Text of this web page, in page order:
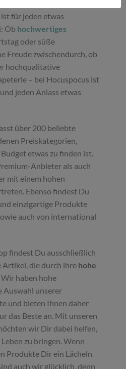
für jeden etwas
Ob hochwertiges
oder süße
Freude zwischendurch, ob
hochqualitative
– bei Hocuspocus ist
jeden Anlass etwas
über 200 beliebte
Preiskategorien,
etwas zu finden ist.
Anbieter als auch
mit einem hohen
Ebenso findest Du
einzigartige Produkte
auch von international
findest Du ausschließlich
Artikel, die durch ihre hohe
haben hohe
Auswahl unserer
und bieten Ihnen daher
das Beste an. Mit unseren
wir Dir dabei helfen,
zu bringen. Wenn
Produkte Dir ein Lächeln
auch wir glücklich, denn